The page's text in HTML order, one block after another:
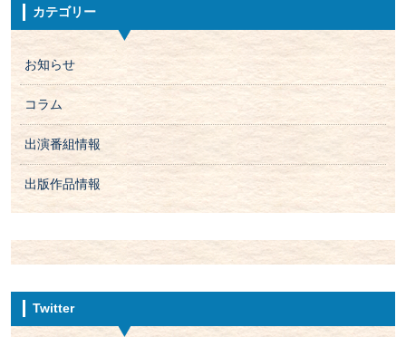
カテゴリー
お知らせ
コラム
出演番組情報
出版作品情報
Twitter